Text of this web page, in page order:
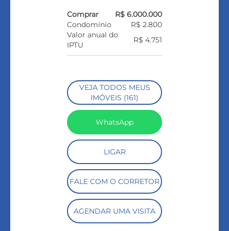
Comprar
R$ 6.000.000
Condomínio
R$ 2.800
Valor anual do
IPTU
R$ 4.751
VEJA TODOS MEUS
IMÓVEIS (161)
WhatsApp
LIGAR
FALE COM O CORRETOR
AGENDAR UMA VISITA